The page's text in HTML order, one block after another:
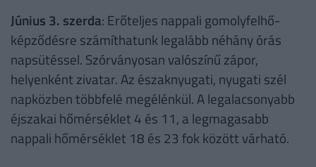
Június 3. szerda: Erőteljes nappali gomolyfelhő-
képződésre számíthatunk legalább néhány órás
napsütéssel. Szórványosan valószínű zápor,
helyenként zivatar. Az északnyugati, nyugati szél
napközben többfelé megélénkül. A legalacsonyabb
éjszakai hőmérséklet 4 és 11, a legmagasabb
nappali hőmérséklet 18 és 23 fok között várható.